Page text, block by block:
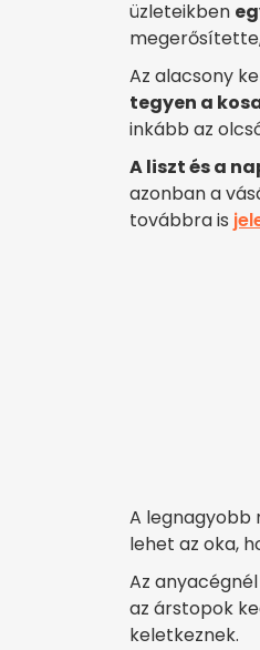
üzleteikben
Az alacsony
tegyen a
inkább az
A liszt és a
azonban a
továbbra is
A legnagyobb
lehet az oka,
Az anyacégnél
az árstopok
keletkeznek.